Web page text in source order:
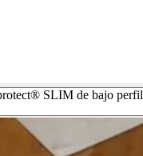
SLIM de bajo perfil